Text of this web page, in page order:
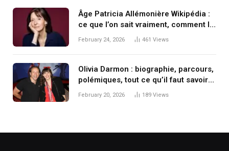
Âge Patricia Allémonière Wikipédia :
ce que l’on sait vraiment, comment le
vérifier et pourquoi la réponse n’est
February 24, 2026 461 Views
Olivia Darmon : biographie, parcours,
polémiques, tout ce qu’il faut savoir
en 2025
February 20, 2026 189 Views